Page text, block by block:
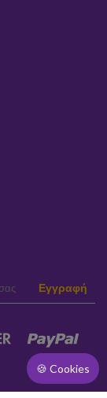
Εγγραφή
🍪 Cookies